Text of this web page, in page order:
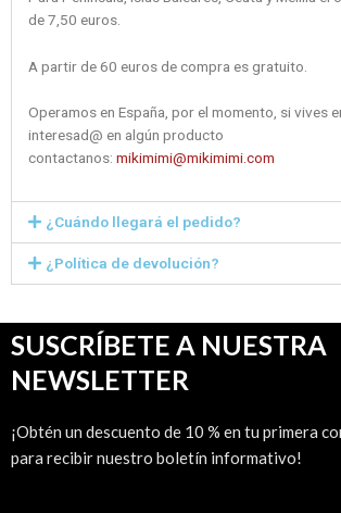
de 7,50 euros.
A partir de 60 euros de compra es gratuito.
Operamos en España, por el momento, si vives
interesad@ en algún producto
contactanos: mikimimi@mikimimi.com
¿Cuándo llegará el pedido?
¿Política de devolución?
SUSCRÍBETE A NUESTRA
NEWSLETTER
¡Obtén un descuento de 10 % en tu primera
para recibir nuestro boletín informativo!